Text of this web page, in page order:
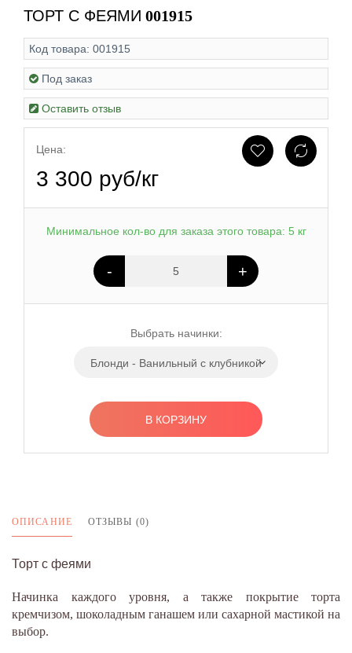
ТОРТ С ФЕЯМИ 001915
Код товара: 001915
Под заказ
Оставить отзыв
Цена:
3 300 руб/кг
Минимальное кол-во для заказа этого товара: 5 кг
- +
Выбрать начинки:
Блонди - Ванильный с клубникой
В КОРЗИНУ
ОПИСАНИЕ ОТЗЫВЫ (0)
Торт с феями
Начинка каждого уровня, а также покрытие торта
кремчизом, шоколадным ганашем или сахарной мастикой на
выбор.